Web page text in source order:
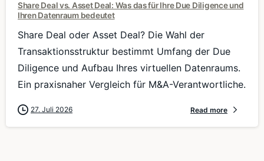
Share Deal vs. Asset Deal: Was das für Ihre Due Diligence und
Ihren Datenraum bedeutet
Share Deal oder Asset Deal? Die Wahl der
Transaktionsstruktur bestimmt Umfang der Due
Diligence und Aufbau Ihres virtuellen Datenraums.
Ein praxisnaher Vergleich für M&A-Verantwortliche.
27. Juli 2026 Read more